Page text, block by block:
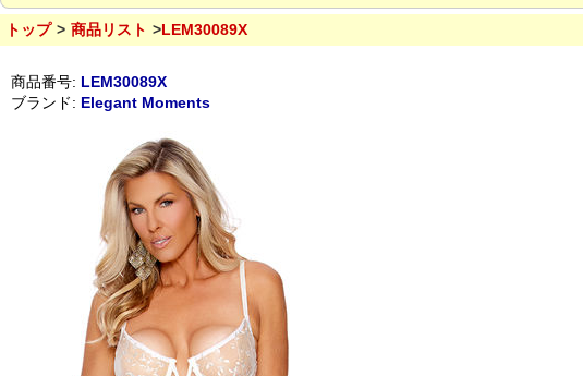
トップ 商品リスト LEM30089X
商品番号: LEM30089X
ブランド: Elegant Moments